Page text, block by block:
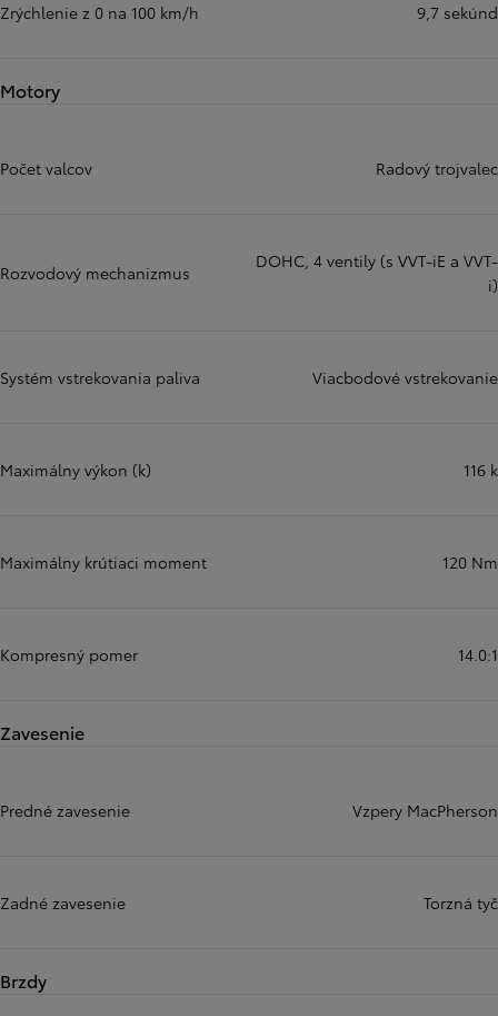
Zrýchlenie z 0 na 100 km/h 9,7 sekúnd
Motory
Počet valcov Radový trojvalec
Rozvodový mechanizmus
DOHC, 4 ventily (s VVT-iE a VVT-
i)
Systém vstrekovania paliva Viacbodové vstrekovanie
Maximálny výkon (k) 116 k
Maximálny krútiaci moment 120 Nm
Kompresný pomer 14.0:1
Zavesenie
Predné zavesenie Vzpery MacPherson
Zadné zavesenie Torzná tyč
Brzdy